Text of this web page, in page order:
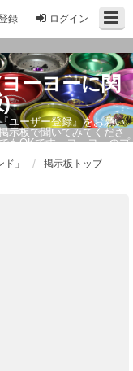
ログイン
録
ーヨーに関
)
ユーザー登録』をお願い
示板で聞いてみてくださ
もOKです。ヨーヨーのプ
」 掲示板トップ